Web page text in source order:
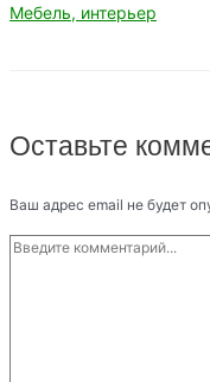
Мебель, интерьер
Оставьте
Ваш адрес email не будет
Введите
комментарий...